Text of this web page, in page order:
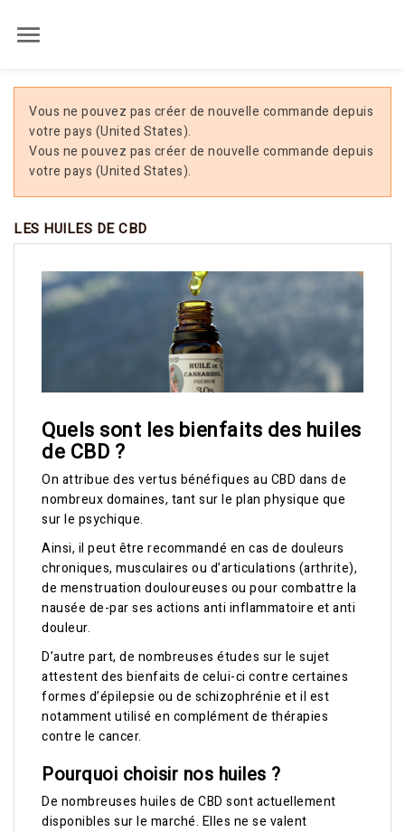

Vous ne pouvez pas créer de nouvelle commande depuis
votre pays (United States).
Vous ne pouvez pas créer de nouvelle commande depuis
votre pays (United States).
LES HUILES DE CBD
Quels sont les bienfaits des huiles
de CBD ?
On attribue des vertus bénéfiques au CBD dans de
nombreux domaines, tant sur le plan physique que
sur le psychique.
Ainsi, il peut être recommandé en cas de douleurs
chroniques, musculaires ou d’articulations (arthrite),
de menstruation douloureuses ou pour combattre la
nausée de-par ses actions anti inflammatoire et anti
douleur.
D’autre part, de nombreuses études sur le sujet
attestent des bienfaits de celui-ci contre certaines
formes d’épilepsie ou de schizophrénie et il est
notamment utilisé en complément de thérapies
contre le cancer.
Pourquoi choisir nos huiles ?
De nombreuses huiles de CBD sont actuellement
disponibles sur le marché. Elles ne se valent